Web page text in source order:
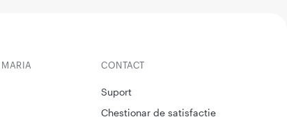
CONTACT
Suport
Chestionar de satisfactie